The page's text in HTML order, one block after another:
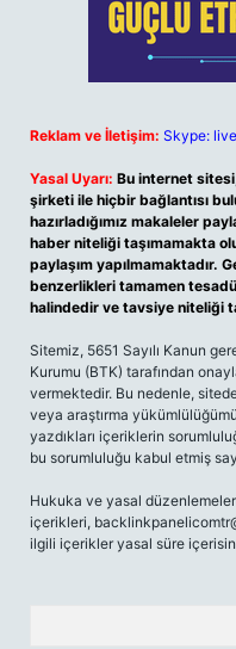
Reklam ve İletişim: Skype:
Yasal Uyarı: Bu internet
şirketi ile hiçbir bağlantısı
hazırladığımız makaleler
haber niteliği taşımamakta
paylaşım yapılmamaktadır.
benzerlikleri tamamen
halindedir ve tavsiye niteliği
Sitemiz, 5651 Sayılı Kanun
Kurumu (BTK) tarafından
vermektedir. Bu nedenle,
veya araştırma
yazdıkları içeriklerin
bu sorumluluğu kabul etmiş
Hukuka ve yasal
içerikleri,
ilgili içerikler yasal süre